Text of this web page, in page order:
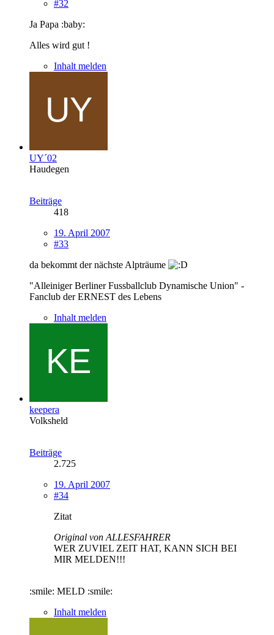
#32
Ja Papa :baby:
Alles wird gut !
Inhalt melden
UY´02
Haudegen
Beiträge
418
19. April 2007
#33
da bekommt der nächste Alpträume
"Alleiniger Berliner Fussballclub Dynamische Union" -
Fanclub der ERNEST des Lebens
Inhalt melden
keepera
Volksheld
Beiträge
2.725
19. April 2007
#34
Zitat
Original von ALLESFAHRER
WER ZUVIEL ZEIT HAT, KANN SICH BEI
MIR MELDEN!!!
:smile: MELD :smile:
Inhalt melden